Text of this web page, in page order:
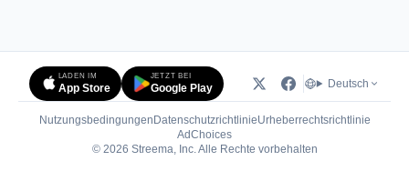
LADEN IM
App Store
JETZT BEI
Google Play Deutsch
Nutzungsbedingungen DatenschutzrichtlinieUrheberrechtsrichtlinie
AdChoices(öffnet in neuem Tab)
© 2026 Streema, Inc. Alle Rechte vorbehalten